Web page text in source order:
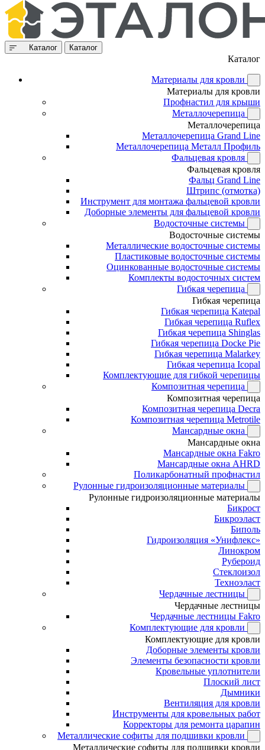
Каталог Каталог
Каталог
Материалы для кровли
Материалы для кровли
Профнастил для крыши
Металлочерепица
Металлочерепица
Металлочерепица Grand Line
Металлочерепица Металл Профиль
Фальцевая кровля
Фальцевая кровля
Фальц Grand Line
Штрипс (отмотка)
Инструмент для монтажа фальцевой кровли
Доборные элементы для фальцевой кровли
Водосточные системы
Водосточные системы
Металлические водосточные системы
Пластиковые водосточные системы
Оцинкованные водосточные системы
Комплекты водосточных систем
Гибкая черепица
Гибкая черепица
Гибкая черепица Katepal
Гибкая черепица Ruflex
Гибкая черепица Shinglas
Гибкая черепица Docke Pie
Гибкая черепица Malarkey
Гибкая черепица Icopal
Комплектующие для гибкой черепицы
Композитная черепица
Композитная черепица
Композитная черепица Decra
Композитная черепица Metrotile
Мансардные окна
Мансардные окна
Мансардные окна Fakro
Мансардные окна AHRD
Поликарбонатный профнастил
Рулонные гидроизоляционные материалы
Рулонные гидроизоляционные материалы
Бикрост
Бикроэласт
Биполь
Гидроизоляция «Унифлекс»
Линокром
Рубероид
Стеклоизол
Техноэласт
Чердачные лестницы
Чердачные лестницы
Чердачные лестницы Fakro
Комплектующие для кровли
Комплектующие для кровли
Доборные элементы кровли
Элементы безопасности кровли
Кровельные уплотнители
Плоский лист
Дымники
Вентиляция для кровли
Инструменты для кровельных работ
Корректоры для ремонта царапин
Металлические софиты для подшивки кровли
Металлические софиты для подшивки кровли